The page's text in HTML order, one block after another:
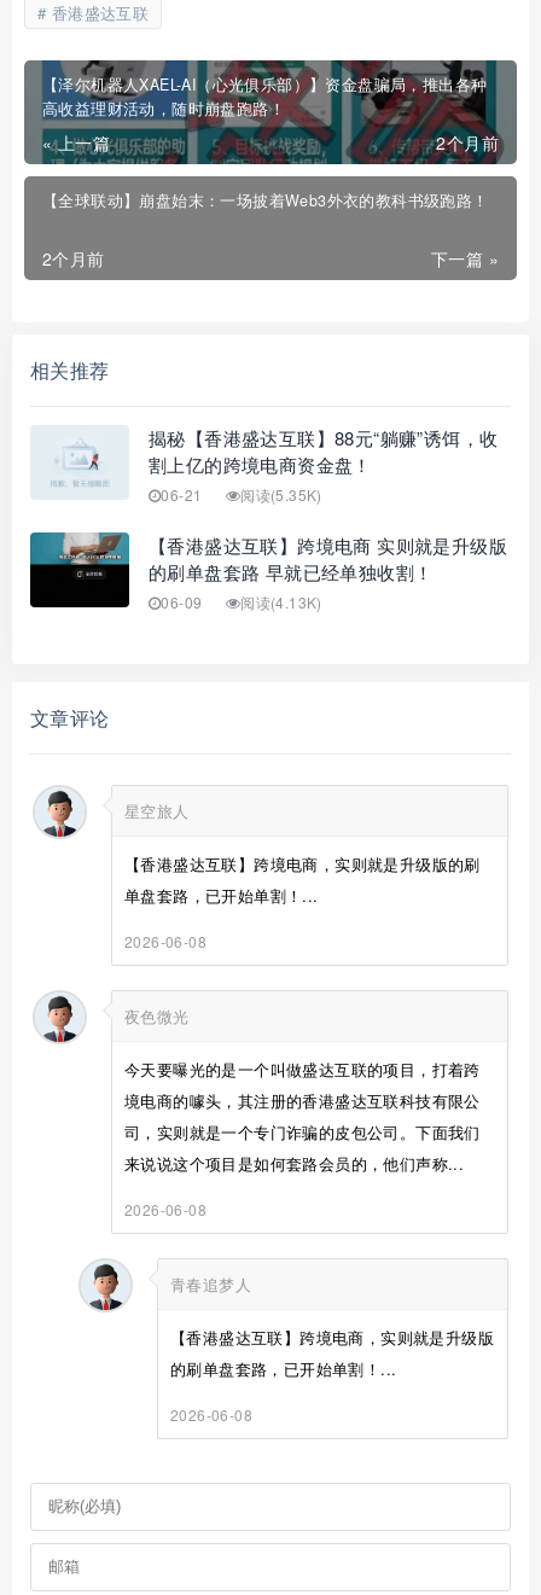
香港盛达互联
【泽尔机器人XAEL-AI（心光俱乐部）】资金盘骗局，推出各种
高收益理财活动，随时崩盘跑路！
« 上一篇 2个月前
【全球联动】崩盘始末：一场披着Web3外衣的教科书级跑路！
下一篇 »
2个月前
相关推荐
揭秘【香港盛达互联】88元“躺赚”诱饵，收
割上亿的跨境电商资金盘！
06-21 阅读(5.35K)
【香港盛达互联】跨境电商 实则就是升级版
的刷单盘套路 早就已经单独收割！
06-09 阅读(4.13K)
文章评论
星空旅人
【香港盛达互联】跨境电商，实则就是升级版的刷
单盘套路，已开始单割！...
2026-06-08
夜色微光
今天要曝光的是一个叫做盛达互联的项目，打着跨
境电商的噱头，其注册的香港盛达互联科技有限公
司，实则就是一个专门诈骗的皮包公司。下面我们
来说说这个项目是如何套路会员的，他们声称...
2026-06-08
青春追梦人
【香港盛达互联】跨境电商，实则就是升级版
的刷单盘套路，已开始单割！...
2026-06-08